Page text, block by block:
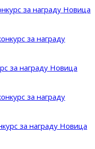
за награду Новица
за награду
за награду Новица
за награду
за награду Новица